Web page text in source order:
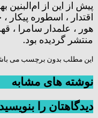
پیش از این از ام‌البنین
اقتدار ، اسطوره
هور ، علمدار سامرا
منتشر گردیده بود.
این مطلب بدون برچسب می
نوشته های مشابه
دیدگاهتان را بنویسید